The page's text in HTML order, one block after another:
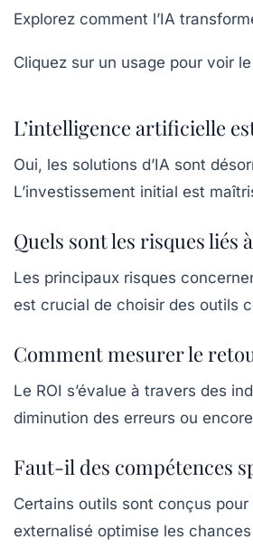
Explorez comment l’IA
Cliquez sur un usage pour voir
L’intelligence artificielle
Oui, les solutions d’IA sont
L’investissement initial est
Quels sont les risques liés
Les principaux risques
est crucial de choisir des outils
Comment mesurer le
Le ROI s’évalue à travers des
diminution des erreurs ou
Faut-il des compétences
Certains outils sont conçus
externalisé optimise les